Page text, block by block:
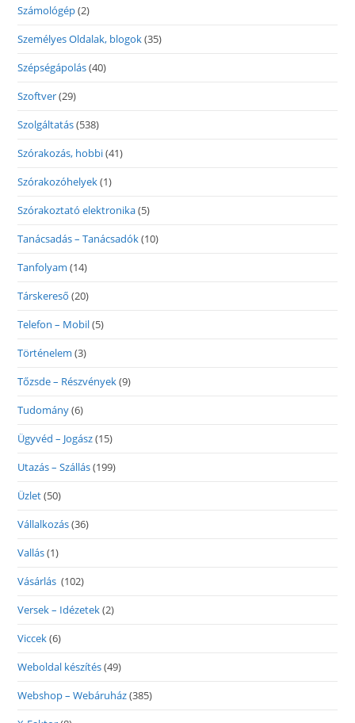
Számológép(2)
Személyes Oldalak, blogok(35)
Szépségápolás(40)
Szoftver(29)
Szolgáltatás(538)
Szórakozás, hobbi(41)
Szórakozóhelyek(1)
Szórakoztató elektronika(5)
Tanácsadás – Tanácsadók(10)
Tanfolyam (14)
Társkereső (20)
Telefon – Mobil(5)
Történelem (3)
Tőzsde – Részvények(9)
Tudomány(6)
Ügyvéd – Jogász(15)
Utazás – Szállás(199)
Üzlet(50)
Vállalkozás(36)
Vallás(1)
Vásárlás (102)
Versek – Idézetek(2)
Viccek(6)
Weboldal készítés(49)
Webshop – Webáruház(385)